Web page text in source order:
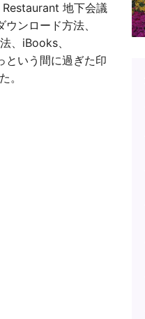
地下会議
ンロード方法、
、iBooks、
という間に過ぎた印
。